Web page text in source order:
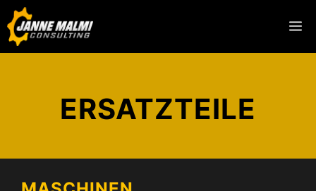
ERSATZTEILE